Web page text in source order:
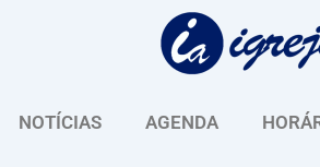
NOTÍCIAS AGENDA